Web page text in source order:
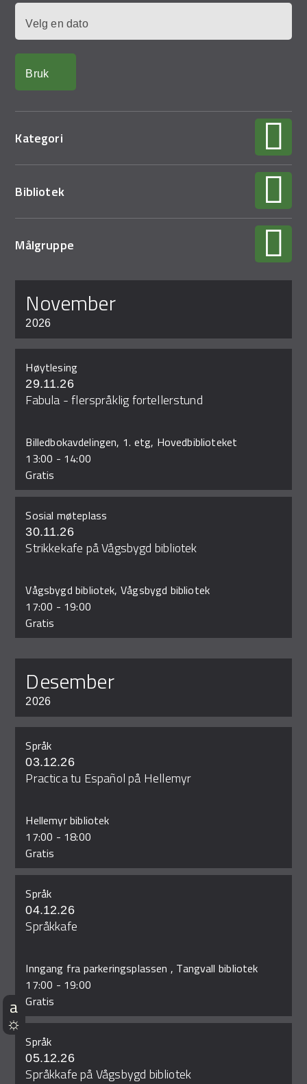
Kategori
Bibliotek
Målgruppe
november
2026
Høytlesing
29.11.26
Fabula - flerspråklig fortellerstund
Billedbokavdelingen, 1. etg, Hovedbiblioteket
13:00 - 14:00
Gratis
Sosial møteplass
30.11.26
Strikkekafe på Vågsbygd bibliotek
Vågsbygd bibliotek, Vågsbygd bibliotek
17:00 - 19:00
Gratis
desember
2026
Språk
03.12.26
Practica tu Español på Hellemyr
Hellemyr bibliotek
17:00 - 18:00
Gratis
Språk
04.12.26
Språkkafe
Inngang fra parkeringsplassen , Tangvall bibliotek
17:00 - 19:00
Gratis
Språk
05.12.26
Språkkafe på Vågsbygd bibliotek